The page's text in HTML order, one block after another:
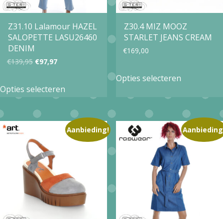
worden
op
de
op
de
Z31.10 Lalamour HAZEL
SALOPETTE LASU26460
DENIM
€139,95 Oorspronkelijke
was:
€139,95.
€97,97Huidige
is:
€97,97.
Opties selecteren
product
heeft
meerdere
variaties.
optie
kan
gekozen
Z30.4 MIZ MOOZ
STARLET JEANS CREAM
€169,00
Opties selecteren
meerdere
variaties.
Deze
optie
kan
gekozen
worden
Aanbieding!